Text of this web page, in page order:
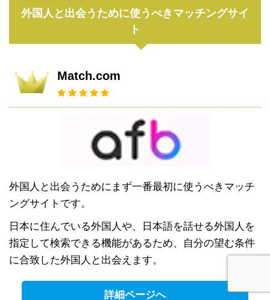
外国人と出会うために使うべきマッチングサイ
ト
Match.com
外国人と出会うためにまず一番最初に使うべきマッチ
ングサイトです。
日本に住んでいる外国人や、日本語を話せる外国人を
指定して検索できる機能があるため、自分の望む条件
に合致した外国人と出会えます。
詳細ページへ